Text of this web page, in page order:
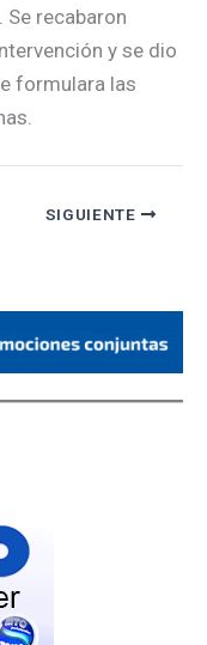
recabaron
y se dio
formulara las
SIGUIENTE